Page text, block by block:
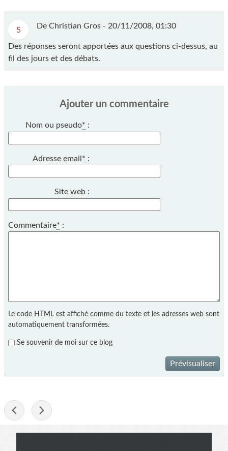
5 De Christian Gros - 20/11/2008, 01:30
Des réponses seront apportées aux questions ci-dessus, au
fil des jours et des débats.
Ajouter un commentaire
Nom ou pseudo* :
Adresse email * :
Site web :
Commentaire* :
Le code HTML est affiché comme du texte et les adresses web sont
automatiquement transformées.
Se souvenir de moi sur ce blog
Prévisualiser